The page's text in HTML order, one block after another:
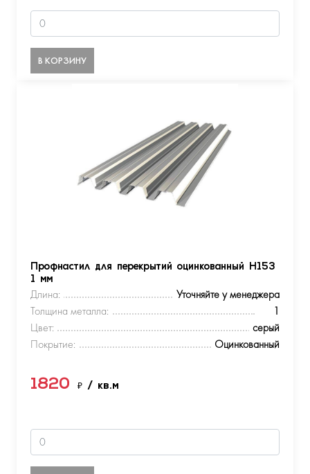
В КОРЗИНУ
Профнастил для перекрытий оцинкованный Н153
1 мм
Длина:
Уточняйте у менеджера
Толщина металла:
1
Цвет:
серый
Покрытие:
Оцинкованный
1820 ₽ / кв.м